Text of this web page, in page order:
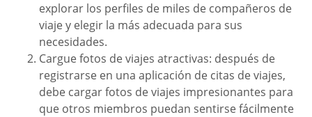
explorar los perfiles de miles de compañeros de
viaje y elegir la más adecuada para sus
necesidades.
Cargue fotos de viajes atractivas: después de
registrarse en una aplicación de citas de viajes,
debe cargar fotos de viajes impresionantes para
que otros miembros puedan sentirse fácilmente